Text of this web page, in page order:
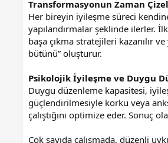
Transformasyonun Zaman
Her bireyin iyileşme süreci
yapılandırmalar şeklinde ilerler.
başa çıkma stratejileri kazanılır
bütünü” oluşturur.
Psikolojik İyileşme ve Duygu
Duygu düzenleme kapasitesi,
güçlendirilmesiyle korku veya
çalıştığını optimize eder. Sonuç
Çok sayıda çalışmada, düzenli